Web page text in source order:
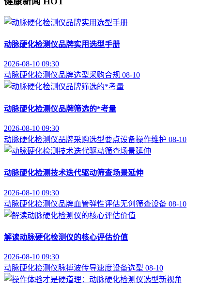
动脉硬化检测仪品牌实用选型手册
2026-08-10 09:30
动脉硬化检测仪品牌选型采购合规 08-10
动脉硬化检测仪品牌筛选的*考量
2026-08-10 09:30
动脉硬化检测仪品牌采购选型要点设备操作维护 08-10
动脉硬化检测技术迭代驱动筛查场景延伸
2026-08-10 09:30
动脉硬化检测仪品牌血管弹性评估无创筛查设备 08-10
解读动脉硬化检测仪的核心评估价值
2026-08-10 09:30
动脉硬化检测仪脉搏波传导速度设备选型 08-10